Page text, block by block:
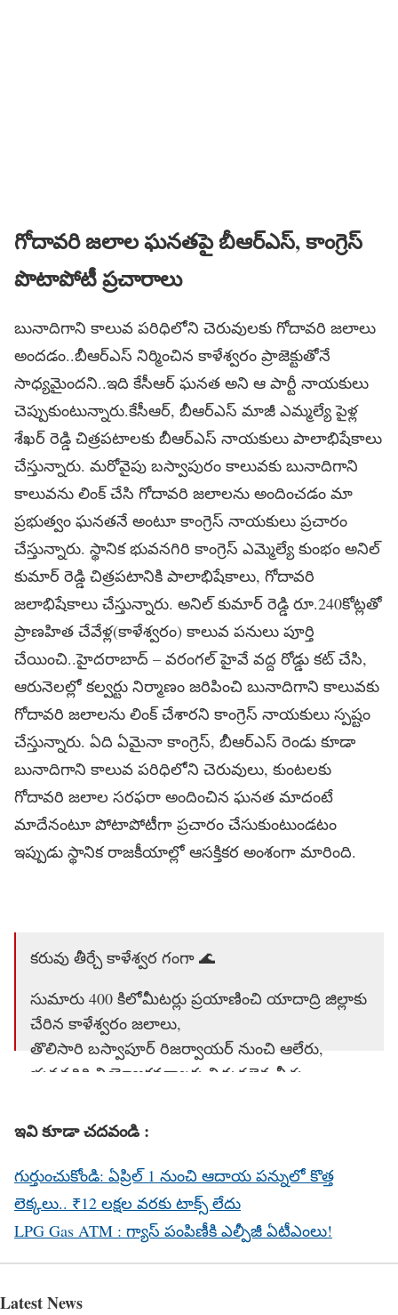
గోదావరి జలాల ఘనతపై బీఆర్ఎస్, కాంగ్రెస్
పొటాపోటీ ప్రచారాలు
బునాదిగాని కాలువ పరిధిలోని చెరువులకు గోదావరి జలాలు
అందడం..బీఆర్ఎస్ నిర్మించిన కాళేశ్వరం ప్రాజెక్టుతోనే
సాధ్యమైందని..ఇది కేసీఆర్ ఘనత అని ఆ పార్టీ నాయకులు
చెప్పుకుంటున్నారు.కేసీఆర్, బీఆర్ఎస్ మాజీ ఎమ్మల్యే పైళ్ల
శేఖర్ రెడ్డి చిత్రపటాలకు బీఆర్ఎస్ నాయకులు పాలాభిషేకాలు
చేస్తున్నారు. మరోవైపు బస్వాపురం కాలువకు బునాదిగాని
కాలువను లింక్ చేసి గోదావరి జలాలను అందించడం మా
ప్రభుత్వం ఘనతనే అంటూ కాంగ్రెస్ నాయకులు ప్రచారం
చేస్తున్నారు. స్థానిక భువనగిరి కాంగ్రెస్ ఎమ్మెల్యే కుంభం అనిల్
కుమార్ రెడ్డి చిత్రపటానికి పాలాభిషేకాలు, గోదావరి
జలాభిషేకాలు చేస్తున్నారు. అనిల్ కుమార్ రెడ్డి రూ.240కోట్లతో
ప్రాణహిత చేవేళ్ల(కాళేశ్వరం) కాలువ పనులు పూర్తి
చేయించి..హైదరాబాద్ – వరంగల్ హైవే వద్ద రోడ్డు కట్ చేసి,
ఆరునెలల్లో కల్వర్టు నిర్మాణం జరిపించి బునాదిగాని కాలువకు
గోదావరి జలాలను లింక్ చేశారని కాంగ్రెస్ నాయకులు స్పష్టం
చేస్తున్నారు. ఏది ఏమైనా కాంగ్రెస్, బీఆర్ఎస్ రెండు కూడా
బునాదిగాని కాలువ పరిధిలోని చెరువులు, కుంటలకు
గోదావరి జలాల సరఫరా అందించిన ఘనత మాదంటే
మాదేనంటూ పోటాపోటీగా ప్రచారం చేసుకుంటుండటం
ఇప్పుడు స్థానిక రాజకీయాల్లో ఆసక్తికర అంశంగా మారింది.
కరువు తీర్చే కాళేశ్వర గంగా 🌊
సుమారు 400 కిలోమీటర్లు ప్రయాణించి యాదాద్రి జిల్లాకు
చేరిన కాళేశ్వరం జలాలు,
తొలిసారి బస్వాపూర్ రిజర్వాయర్ నుంచి ఆలేరు,
భువనగిరి నియోజకవర్గాలకు విడుదలైన నీళ్లు,
pic.twitter.com/rbT9TlpDQ0
ఇవి కూడా చదవండి :
గుర్తుంచుకోండి: ఏప్రిల్ 1 నుంచి ఆదాయ పన్నులో కొత్త
లెక్కలు.. ₹12 లక్షల వరకు టాక్స్ లేదు
LPG Gas ATM : గ్యాస్ పంపిణీకి ఎల్పీజీ ఏటీఎంలు!
Latest News